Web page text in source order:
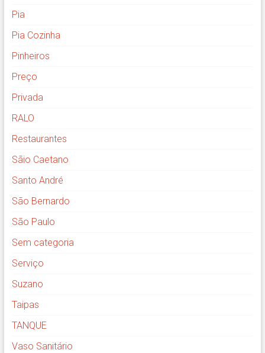
Pia
Pia Cozinha
Pinheiros
Preço
Privada
RALO
Restaurantes
Sãio Caetano
Santo André
São Bernardo
São Paulo
Sem categoria
Serviço
Suzano
Taipas
TANQUE
Vaso Sanitário